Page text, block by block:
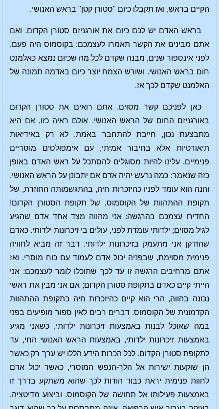
הקיים בראש, ואז תקבלו כיום "סטורן קטן" בראש האנושי.
בראש האדם יש לכם כיום את אורגניזם סטורן הקדום. ואם
אתם מבינים את הקשר תאמרו לעצמכם: בקוסמוס היה פעם,
לפני אינספור שנים, מבנה שקדם לכל מה שכיום נמצא כאלמנט
חום בראש האנושי. ושורש הצמח יוצר כיום באדמה תמונה של
האלמנט שקדם לכך אז.
כאן לפניכם קשר מסוים. אתם רואים את סטורן הקדום
באורגניזם החום של הראש האנושי. אולם ראיה כזו, אם היא
מתבצעת נכון, חייבת להתחבר באמת, לא רק באידיאות
תיאורטיות אלא בחיבור אמיתי, עם אימפולסים מוסריים
פנימיים. עלינו להיות מסוגלים להסתכל על ראש האדם באופן
כזה שנאמר: כמה נרעש יהיה אדם אם יתבונן על הראש האנושי,
והנה הוא עומד לפניו כהיזכרות חיה, בהתגשמותה החוזרת, של
תקופת ההתהוות של הקוסמוס, של תקופת הסטורן הקדום!
החדירו עצמכם בהרגשה: אני מהווה מצד אחד אדם שהגיע
לגיל מסוים; ילדותי עומדת לפני, עולים בי זיכרונות ילדותי. כאדם
שהזדקן אני מתעמק בזיכרונות ילדותי. דבר זה מביא לחוויה
פנימית מסוימת, שבפניה יכול אדם לעמוד עם כוח מוסרי. ואז
אתם מרחיבים הרגשה זו עד לכך שתוכלו לומר לעצמכם: אני
הייתי קיים כאדם בתקופת סטורן הקדום; אם אני מבין את ראשי
נכונה בהווה, הרי הוא קיים כהיזכרות חיה בתקופת ההתהוות
הקדמונית של הקוסמוס. דברים רבים לאין ספור מופיעים בפני
במה שאוכל לבנות באמצעות זיכרונות ילדותי, כשאני מגיע
באמצעות זיכרונות ילדותי, באמצעות הראש האנושי החי, עד
לתקופת סטורן הקדום. לכל הכרות הידע הללו יש ערך רק כאשר
הן שוקעות ישירות אל הלך-הנפש המוסרי, כאשר יכול אדם
לחוות פנימית יראת כבוד הודות לכך שהוא משתקע בדרך זו
באמצעות פעילותו אל תחושה של הקוסמוס. וביצוע מדיטציה,